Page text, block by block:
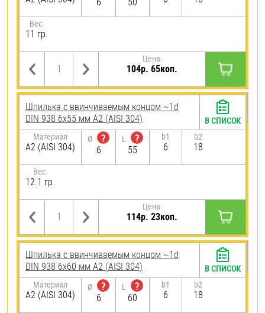
Вес:
11 гр.
Цена:
104р. 65коп.
Шпилька c ввинчиваемым концом ~1d
DIN 938 6х55 мм А2 (AISI 304)
Материал
А2 (AISI 304)
Ø
?
6
L
?
55
b1
6
b2
18
Вес:
12.1 гр.
Цена:
114р. 23коп.
В СПИСОК
Шпилька c ввинчиваемым концом ~1d
DIN 938 6х60 мм А2 (AISI 304)
Материал
А2 (AISI 304)
Ø
?
6
L
?
60
b1
6
b2
18
В СПИСОК